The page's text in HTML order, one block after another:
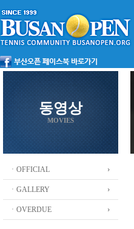
동영상
MOVIES
ㆍOFFICIAL
ㆍGALLERY
ㆍOVERDUE